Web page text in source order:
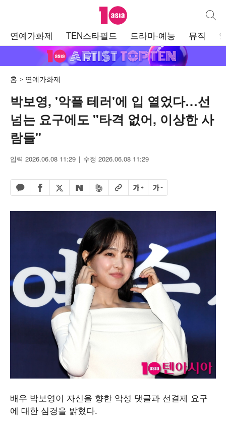
텐아시아 통합
연예가화제 TEN스타필드 드라마·예능 뮤직
홈 연예가화제
박보영, '악플 테러'에 입 열었다…선
넘는 요구에도 "타격 없어, 이상한 사
람들"
입력 2026.06.08 11:29 수정 2026.06.08 11:29
카카오톡 공유하기
페이스북 공유하기
엑스 공유하기
네이버 공유하기
밴드 공유하기
URL복사글자 크게글자 작게
배우 박보영이 자신을 향한 악성 댓글과 선결제 요구
에 대한 심경을 밝혔다.